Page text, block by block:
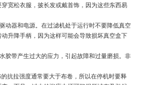
宽松衣服，披长发或戴首饰，因为这些东西易
动器和电源。在过滤机处于运行时不要降低真空
升降手柄，因为这样可能会导致损坏真空盒下
胶带产生过大的应力，引起故障和过量磨损。非
抗拉强度通常要大于布卷，所以在停机时要释